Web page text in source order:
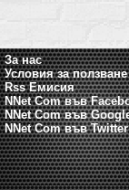
За нас
Условия за ползване
Rss Емисия
NNet Com във
NNet Com във
NNet Com във Twitter